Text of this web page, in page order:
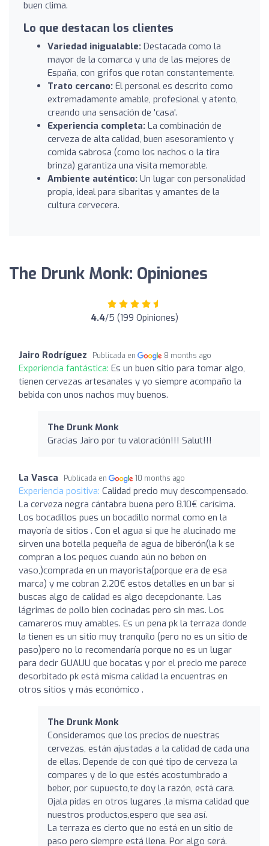
buen clima.
Lo que destacan los clientes
Variedad inigualable: Destacada como la
mayor de la comarca y una de las mejores de
España, con grifos que rotan constantemente.
Trato cercano: El personal es descrito como
extremadamente amable, profesional y atento,
creando una sensación de 'casa'.
Experiencia completa: La combinación de
cerveza de alta calidad, buen asesoramiento y
comida sabrosa (como los nachos o la tira
brinza) garantiza una visita memorable.
Ambiente auténtico: Un lugar con personalidad
propia, ideal para sibaritas y amantes de la
cultura cervecera.
The Drunk Monk: Opiniones
4.4/5 (199 Opiniones)
Jairo Rodríguez Publicada en 8 months ago
Experiencia fantástica: Es un buen sitio para tomar algo,
tienen cervezas artesanales y yo siempre acompaño la
bebida con unos nachos muy buenos.
The Drunk Monk
Gracias Jairo por tu valoración!!! Salut!!!
La Vasca Publicada en 10 months ago
Experiencia positiva: Calidad precio muy descompensado.
La cerveza negra cántabra buena pero 8.10€ carísima.
Los bocadillos pues un bocadillo normal como en la
mayoría de sitios . Con el agua si que he alucinado me
sirven una botella pequeña de agua de biberón(la k se
compran a los peques cuando aún no beben en
vaso,)comprada en un mayorista(porque era de esa
marca) y me cobran 2.20€ estos detalles en un bar si
buscas algo de calidad es algo decepcionante. Las
lágrimas de pollo bien cocinadas pero sin mas. Los
camareros muy amables. Es un pena pk la terraza donde
la tienen es un sitio muy tranquilo (pero no es un sitio de
paso)pero no lo recomendaría porque no es un lugar
para decir GUAUU que bocatas y por el precio me parece
desorbitado pk está misma calidad la encuentras en
otros sitios y más económico .
The Drunk Monk
Consideramos que los precios de nuestras
cervezas, están ajustadas a la calidad de cada una
de ellas. Depende de con qué tipo de cerveza la
compares y de lo que estés acostumbrado a
beber, por supuesto,te doy la razón, está cara.
Ojala pidas en otros lugares ,la misma calidad que
nuestros productos,espero que sea así.
La terraza es cierto que no está en un sitio de
paso pero siempre está llena. Por algo será.